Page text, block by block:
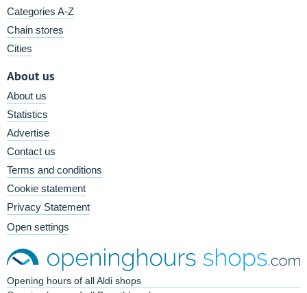
Categories A-Z
Chain stores
Cities
About us
About us
Statistics
Advertise
Contact us
Terms and conditions
Cookie statement
Privacy Statement
Open settings
Opening hours of all Aldi shops